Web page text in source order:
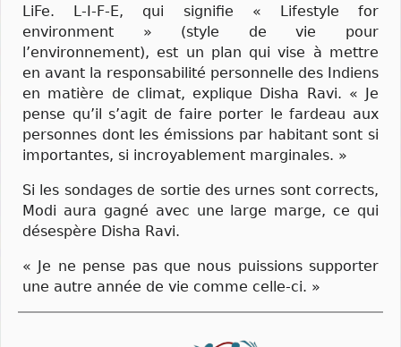
LiFe. L-I-F-E, qui signifie « Lifestyle for
environment » (style de vie pour
l’environnement), est un plan qui vise à mettre
en avant la responsabilité personnelle des Indiens
en matière de climat, explique Disha Ravi. « Je
pense qu’il s’agit de faire porter le fardeau aux
personnes dont les émissions par habitant sont si
importantes, si incroyablement marginales. »
Si les sondages de sortie des urnes sont corrects,
Modi aura gagné avec une large marge, ce qui
désespère Disha Ravi.
« Je ne pense pas que nous puissions supporter
une autre année de vie comme celle-ci. »